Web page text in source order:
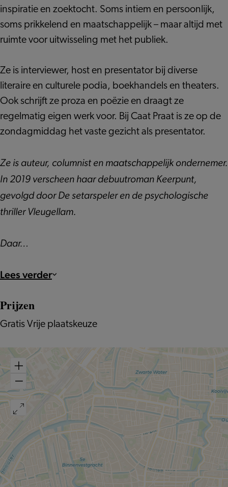
inspiratie en zoektocht. Soms intiem en persoonlijk,
soms prikkelend en maatschappelijk – maar altijd met
ruimte voor uitwisseling met het publiek.
Ze is interviewer, host en presentator bij diverse
literaire en culturele podia, boekhandels en theaters.
Ook schrijft ze proza en poëzie en draagt ze
regelmatig eigen werk voor. Bij Caat Praat is ze op de
zondagmiddag het vaste gezicht als presentator.
Ze is auteur, columnist en maatschappelijk ondernemer.
In 2019 verscheen haar debuutroman Keerpunt,
gevolgd door De setarspeler en de psychologische
thriller Vleugellam.
Daar…
Lees verder
Prijzen
Gratis Vrije plaatskeuze